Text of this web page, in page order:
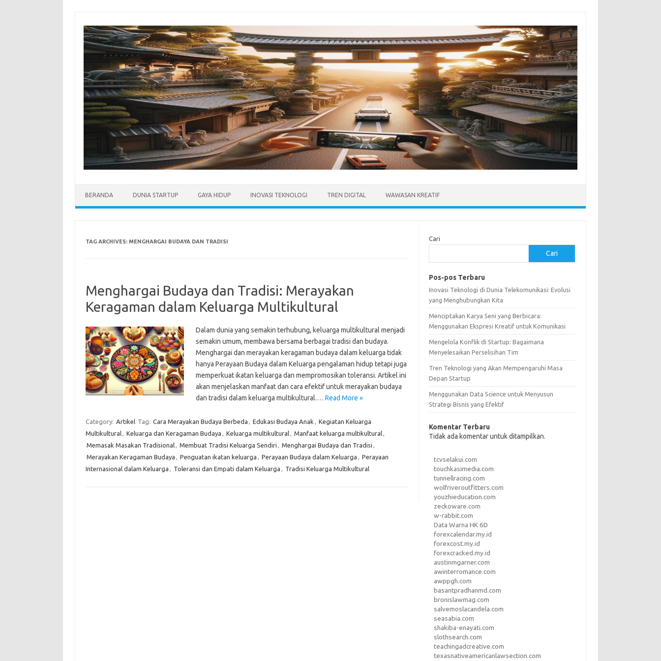
content
BERANDA DUNIA STARTUP GAYA HIDUP INOVASI TEKNOLOGI TREN DIGITAL WAWASAN KREATIF
TAG ARCHIVES: MENGHARGAI BUDAYA DAN TRADISI
Menghargai Budaya dan Tradisi: Merayakan
Keragaman dalam Keluarga Multikultural
Dalam dunia yang semakin terhubung, keluarga multikultural menjadi
semakin umum, membawa bersama berbagai tradisi dan budaya.
Menghargai dan merayakan keragaman budaya dalam keluarga tidak
hanya Perayaan Budaya dalam Keluarga pengalaman hidup tetapi juga
memperkuat ikatan keluarga dan mempromosikan toleransi. Artikel ini
akan menjelaskan manfaat dan cara efektif untuk merayakan budaya
dan tradisi dalam keluarga multikultural.… Read More »
Category: Artikel Tag: Cara Merayakan Budaya Berbeda , Edukasi Budaya Anak , Kegiatan Keluarga
Multikultural, Keluarga dan Keragaman Budaya , Keluarga multikultural, Manfaat keluarga multikultural,
Memasak Masakan Tradisional, Membuat Tradisi Keluarga Sendiri , Menghargai Budaya dan Tradisi ,
Merayakan Keragaman Budaya , Penguatan ikatan keluarga , Perayaan Budaya dalam Keluarga , Perayaan
Internasional dalam Keluarga , Toleransi dan Empati dalam Keluarga , Tradisi Keluarga Multikultural
Cari
Cari
Pos-pos Terbaru
Inovasi Teknologi di Dunia Telekomunikasi: Evolusi
yang Menghubungkan Kita
Menciptakan Karya Seni yang Berbicara:
Menggunakan Ekspresi Kreatif untuk Komunikasi
Mengelola Konflik di Startup: Bagaimana
Menyelesaikan Perselisihan Tim
Tren Teknologi yang Akan Mempengaruhi Masa
Depan Startup
Menggunakan Data Science untuk Menyusun
Strategi Bisnis yang Efektif
Komentar Terbaru
Tidak ada komentar untuk ditampilkan.
tcvselakui.com
touchkasimedia.com
tunnellracing.com
wolfriveroutfitters.com
youzhieducation.com
zeckoware.com
w-rabbit.com
Data Warna HK 6D
forexcalendar.my.id
forexcost.my.id
forexcracked.my.id
austinmgarner.com
awinterromance.com
awppgh.com
basantpradhanmd.com
bronislawmag.com
salvemoslacandela.com
seasabia.com
shakiba-enayati.com
slothsearch.com
teachingadcreative.com
texasnativeamericanlawsection.com